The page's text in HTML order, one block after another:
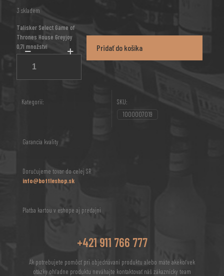
3 skladem
Talisker Select Game of
Thrones House Greyjoy
0,7l množství
Pridať do košíka
Kategorií:
SKU:
1000007019
Garancia kvality
Doručujeme tovar do celej SR
info@bottleshop.sk
Platba kartou v eshope aj predajni
+421 911 766 777
Ak potrebujete pomôcť pri objednávaní produktu alebo máte akékoľvek
otázky ohľadne produktu neváhajte kontaktovať náš zákaznícky team